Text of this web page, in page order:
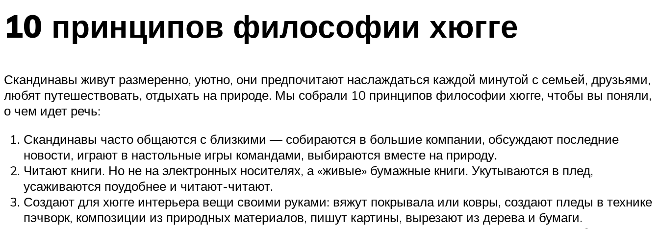
10 принципов философии хюгге
Скандинавы живут размеренно, уютно, они предпочитают наслаждаться каждой минутой с семьей, друзьями,
любят путешествовать, отдыхать на природе. Мы собрали 10 принципов философии хюгге, чтобы вы поняли,
о чем идет речь:
Скандинавы часто общаются с близкими — собираются в большие компании, обсуждают последние
новости, играют в настольные игры командами, выбираются вместе на природу.
Читают книги. Но не на электронных носителях, а «живые» бумажные книги. Укутываются в плед,
усаживаются поудобнее и читают-читают.
Создают для хюгге интерьера вещи своими руками: вяжут покрывала или ковры, создают пледы в технике
пэчворк, композиции из природных материалов, пишут картины, вырезают из дерева и бумаги.